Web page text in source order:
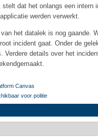
dat het onlangs een intern
werden verwerkt.
het datalek is nog gaande.
incident gaat. Onder de
Verdere details over het
Canvas
voor politie